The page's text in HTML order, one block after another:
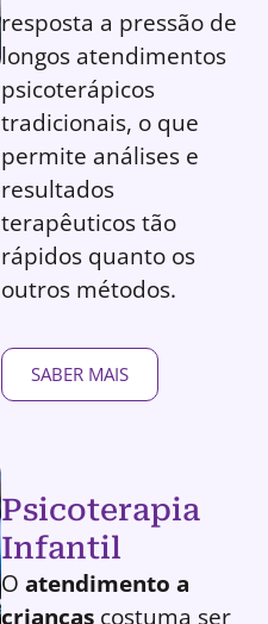
resposta a pressão de
longos atendimentos
psicoterápicos
tradicionais, o que
permite análises e
resultados
terapêuticos tão
rápidos quanto os
outros métodos.
SABER MAIS
Psicoterapia
Infantil
O atendimento a
crianças costuma ser